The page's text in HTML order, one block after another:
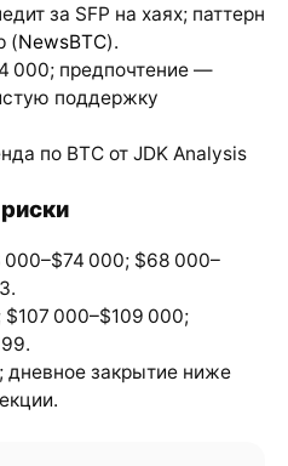
за SFP на хаях; паттерн
(NewsBTC).
000; предпочтение —
поддержку
000; $68 000–
000–$109 000;
закрытие ниже